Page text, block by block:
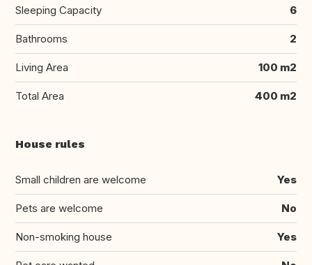
Sleeping Capacity 6
Bathrooms 2
Living Area 100 m2
Total Area 400 m2
House rules
Small children are welcome Yes
Pets are welcome No
Non-smoking house Yes